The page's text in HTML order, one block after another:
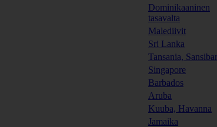
Dominikaaninen
tasavalta
Malediivit
Sri Lanka
Tansania, Sansibar
Singapore
Barbados
Aruba
Kuuba, Havanna
Jamaika